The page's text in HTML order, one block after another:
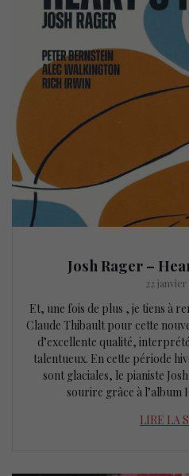
Josh Rager –
22
Et, une fois de plus , je tiens à
Claude Thibault pour cette
d’excellente qualité,
talentueux. En cette période
sont glaciales, le pianiste
sourire grâce à l’album
LIRE LA